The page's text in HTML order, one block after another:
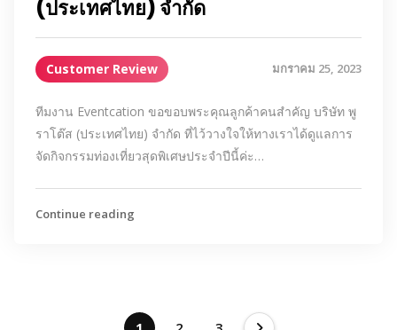
(ประเทศไทย) จำกัด
Customer Review มกราคม 25, 2023
ทีมงาน Eventcation ขอขอบพระคุณลูกค้าคนสำคัญ บริษัท พู
ราโต๊ส (ประเทศไทย) จำกัด ที่ไว้วางใจให้ทางเราได้ดูแลการ
จัดกิจกรรมท่องเที่ยวสุดพิเศษประจำปีนี้ค่ะ…
Continue reading